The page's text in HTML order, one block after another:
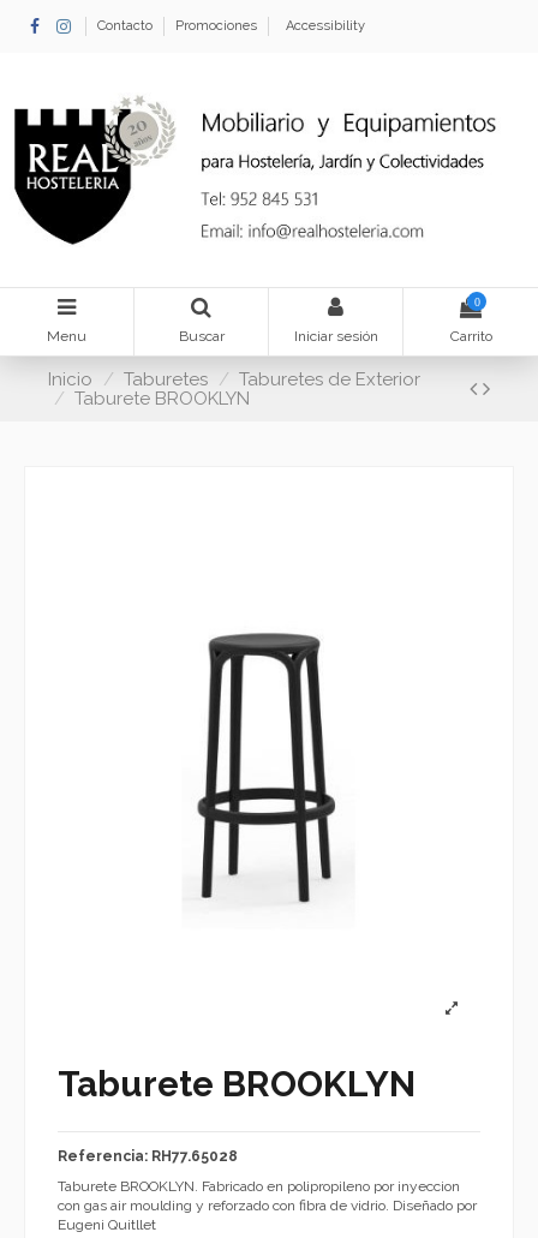
Contacto Promociones Accessibility
Menu Buscar Iniciar sesión
0
Carrito
Inicio Taburetes
Taburetes de Exterior
Taburete BROOKLYN
Taburete BROOKLYN
Referencia: RH77.65028
Taburete BROOKLYN. Fabricado en polipropileno por inyeccion
con gas air moulding y reforzado con fibra de vidrio. Diseñado por
Eugeni Quitllet